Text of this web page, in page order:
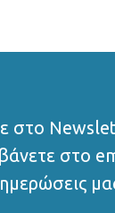
στο
στο